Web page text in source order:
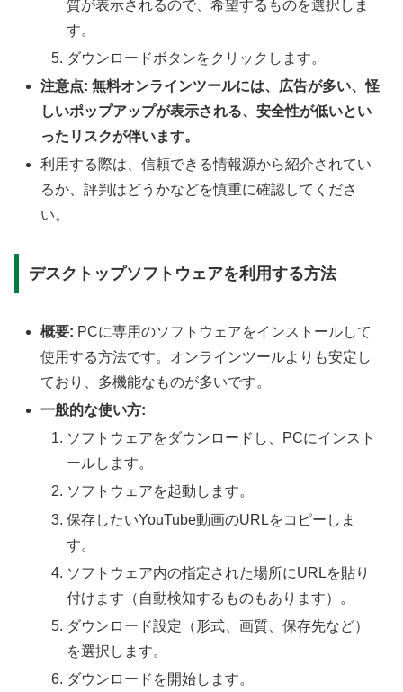
質が表示されるので、希望するものを選択しま
す。
ダウンロードボタンをクリックします。
注意点: 無料オンラインツールには、広告が多い、怪
しいポップアップが表示される、安全性が低いとい
ったリスクが伴います。
利用する際は、信頼できる情報源から紹介されてい
るか、評判はどうかなどを慎重に確認してくださ
い。
デスクトップソフトウェアを利用する方法
概要: PCに専用のソフトウェアをインストールして
使用する方法です。オンラインツールよりも安定し
ており、多機能なものが多いです。
一般的な使い方:
ソフトウェアをダウンロードし、PCにインスト
ールします。
ソフトウェアを起動します。
保存したいYouTube動画のURLをコピーしま
す。
ソフトウェア内の指定された場所にURLを貼り
付けます（自動検知するものもあります）。
ダウンロード設定（形式、画質、保存先など）
を選択します。
ダウンロードを開始します。